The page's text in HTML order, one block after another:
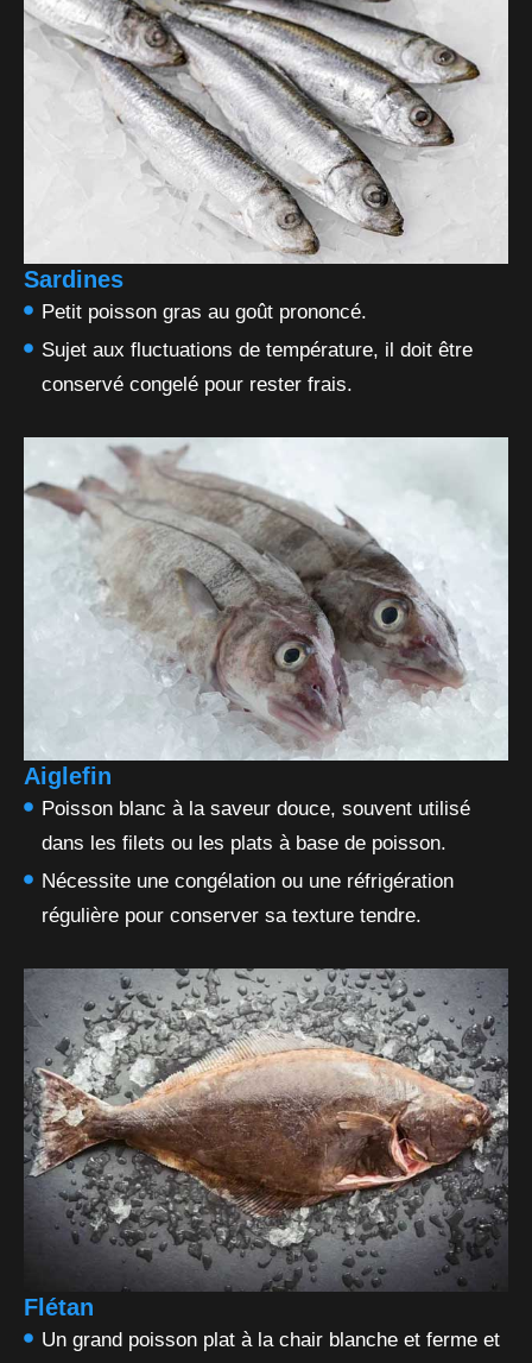
Sardines
Petit poisson gras au goût prononcé.
Sujet aux fluctuations de température, il doit être
conservé congelé pour rester frais.
Aiglefin
Poisson blanc à la saveur douce, souvent utilisé
dans les filets ou les plats à base de poisson.
Nécessite une congélation ou une réfrigération
régulière pour conserver sa texture tendre.
Flétan
Un grand poisson plat à la chair blanche et ferme et